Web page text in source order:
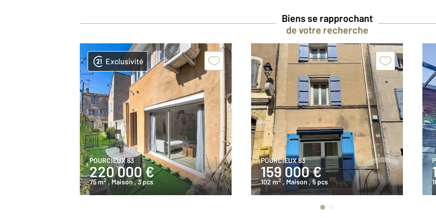
Biens se rapprochant
de votre recherche
Exclusivité
POURCIEUX 83
220 000 €
75 m2 , Maison, 3 pcs
POURCIEUX 83
159 000 €
102 m2 , Maison , 5 pcs